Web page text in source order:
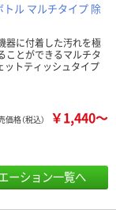
トル マルチタイプ 除
器に付着した汚れを極
ことができるマルチタ
ットティッシュタイプ
価格（税込） ￥1,440～
ーション一覧へ